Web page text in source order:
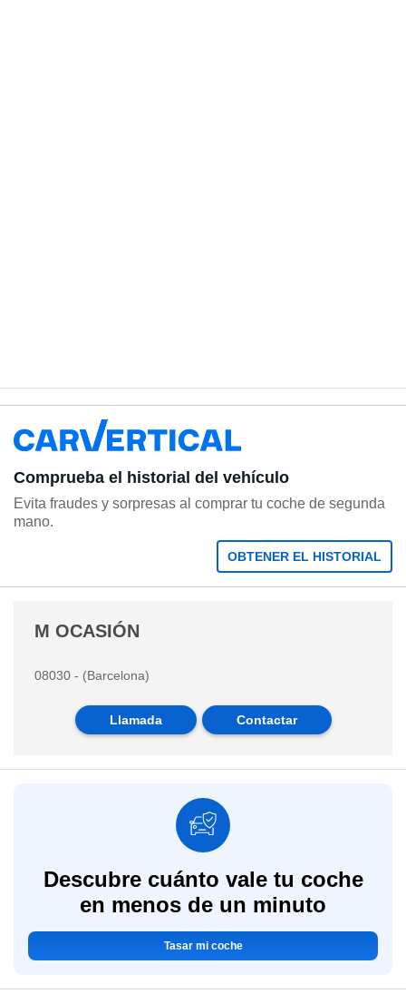
Comprueba el historial del vehículo
Evita fraudes y sorpresas al comprar tu coche de segunda
mano.
OBTENER EL HISTORIAL
M OCASIÓN
08030 - (Barcelona)
Llamada Contactar
Descubre cuánto vale tu coche
en menos de un minuto
Tasar mi coche